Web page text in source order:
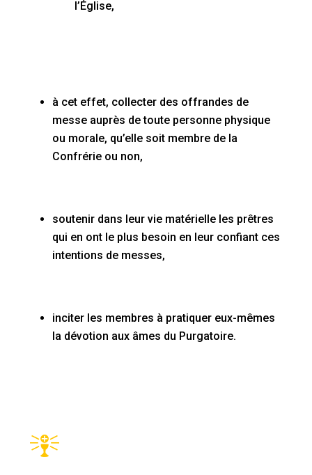
l’Église,
à cet effet, collecter des offrandes de
messe auprès de toute personne physique
ou morale, qu’elle soit membre de la
Confrérie ou non,
soutenir dans leur vie matérielle les prêtres
qui en ont le plus besoin en leur confiant ces
intentions de messes,
inciter les membres à pratiquer eux-mêmes
la dévotion aux âmes du Purgatoire.